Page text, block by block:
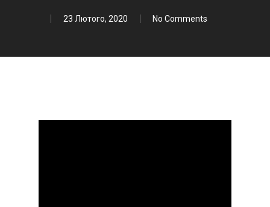
23 Лютого, 2020 No Comments